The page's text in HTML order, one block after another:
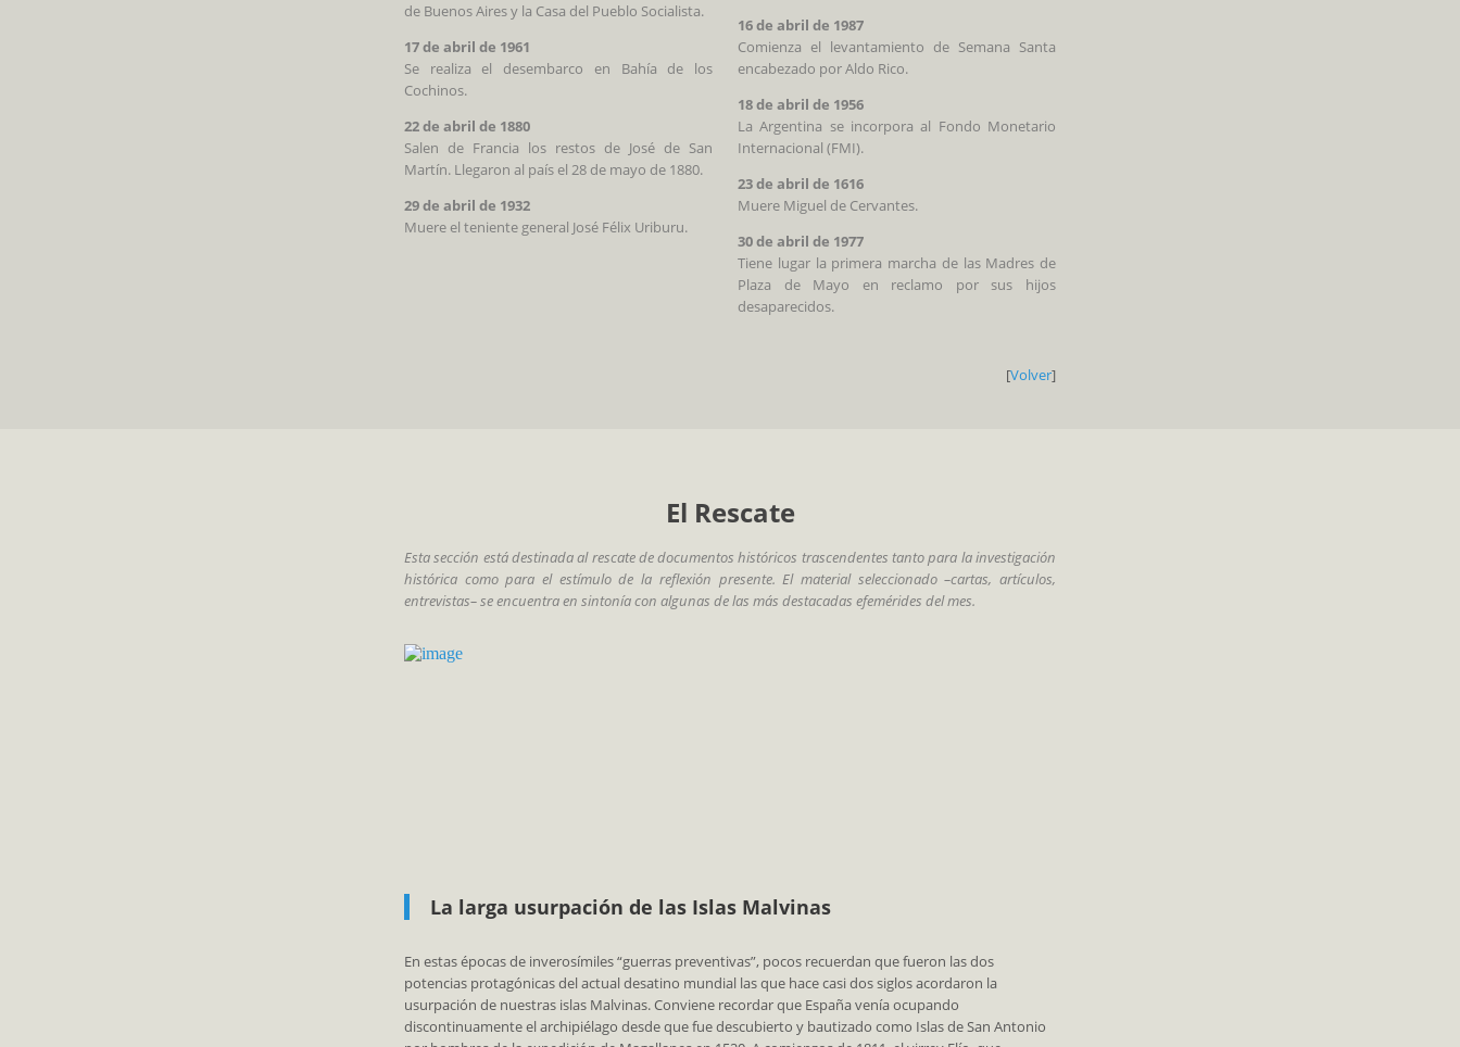
de Buenos Aires y la Casa del Pueblo Socialista.
17 de abril de 1961
Se realiza el desembarco en Bahía de los
Cochinos.
22 de abril de 1880
Salen de Francia los restos de José de San
Martín. Llegaron al país el 28 de mayo de 1880.
29 de abril de 1932
Muere el teniente general José Félix Uriburu.
16 de abril de 1987
Comienza el levantamiento de Semana Santa
encabezado por Aldo Rico.
18 de abril de 1956
La Argentina se incorpora al Fondo Monetario
Internacional (FMI).
23 de abril de 1616
Muere Miguel de Cervantes.
30 de abril de 1977
Tiene lugar la primera marcha de las Madres de
Plaza de Mayo en reclamo por sus hijos
desaparecidos.
[Volver]
El Rescate
Esta sección está destinada al rescate de documentos históricos trascendentes tanto para la investigación
histórica como para el estímulo de la reflexión presente. El material seleccionado –cartas, artículos,
entrevistas– se encuentra en sintonía con algunas de las más destacadas efemérides del mes.
La larga usurpación de las Islas Malvinas
En estas épocas de inverosímiles “guerras preventivas”, pocos recuerdan que fueron las dos
potencias protagónicas del actual desatino mundial las que hace casi dos siglos acordaron la
usurpación de nuestras islas Malvinas. Conviene recordar que España venía ocupando
discontinuamente el archipiélago desde que fue descubierto y bautizado como Islas de San Antonio